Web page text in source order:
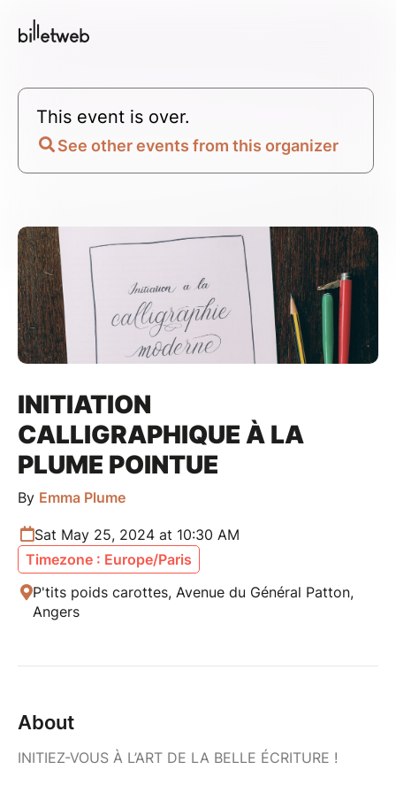
This event is over.
See other events from this organizer
INITIATION
CALLIGRAPHIQUE À LA
PLUME POINTUE
By Emma Plume
Sat May 25, 2024 at 10:30 AM
Timezone : Europe/Paris
P'tits poids carottes, Avenue du Général Patton,
Angers
About
INITIEZ-VOUS À L’ART DE LA BELLE ÉCRITURE !